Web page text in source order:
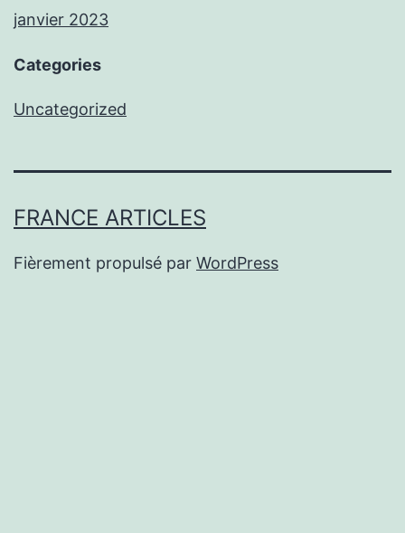
janvier 2023
Categories
Uncategorized
FRANCE ARTICLES
Fièrement propulsé par WordPress